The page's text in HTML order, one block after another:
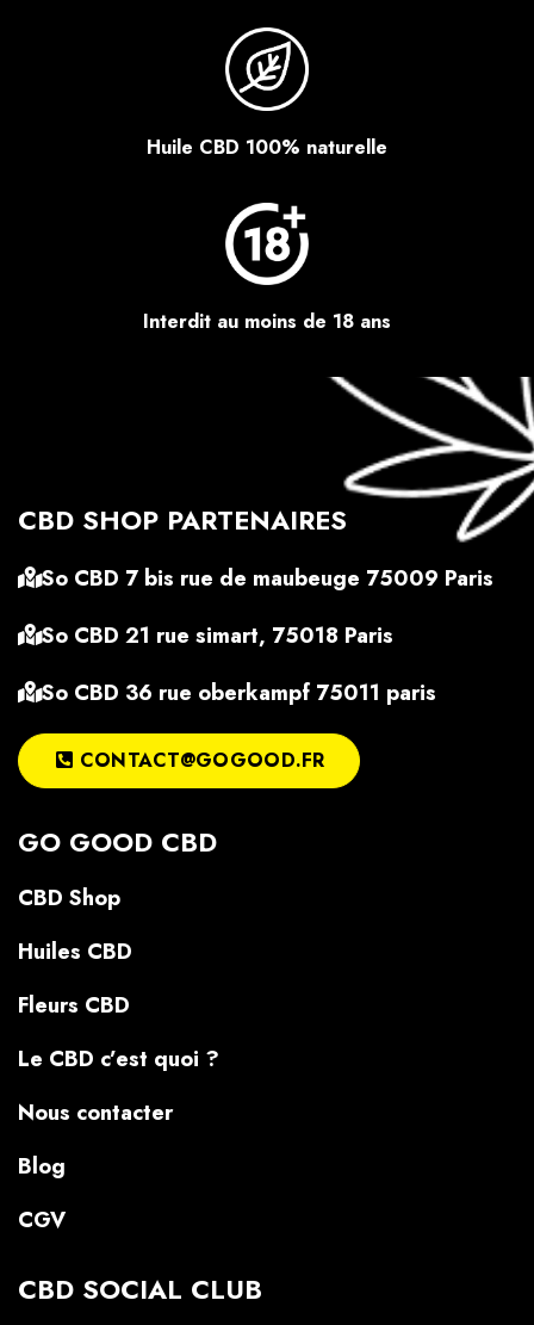
Huile CBD 100% naturelle
Interdit au moins de 18 ans
CBD SHOP PARTENAIRES
So CBD 7 bis rue de maubeuge 75009 Paris
So CBD 21 rue simart, 75018 Paris
So CBD 36 rue oberkampf 75011 paris
CONTACT@GOGOOD.FR
GO GOOD CBD
CBD Shop
Huiles CBD
Fleurs CBD
Le CBD c’est quoi ?
Nous contacter
Blog
CGV
CBD SOCIAL CLUB